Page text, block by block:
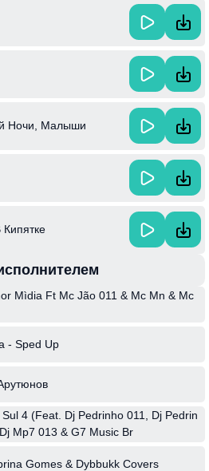
Ночи, Малыши
Mìdia Ft Mc Jão 011 & Mc Mn & Mc
- Sped Up
4 (Feat. Dj Pedrinho 011, Dj Pedrin
Mp7 013 & G7 Music Br
Gomes & Dybbukk Covers